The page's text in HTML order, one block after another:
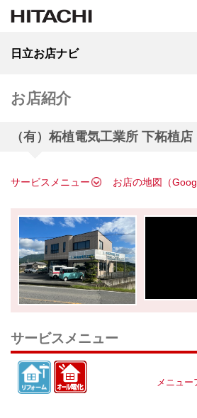
日立お店ナビ
お店紹介
（有）柘植電気工業所 下柘植店
サービスメニュー お店の地図（
サービスメニュー
メニュー